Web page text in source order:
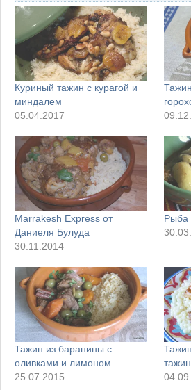
Куриный тажин с курагой и
миндалем
05.04.2017
Marrakesh Express от
Даниеля Булуда
30.11.2014
Рыба
Тажин из баранины с
оливками и лимоном
25.07.2015